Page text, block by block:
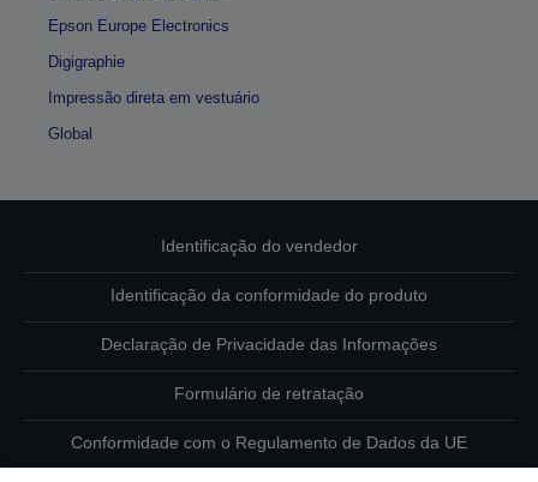
Epson Europe Electronics
Digigraphie
Impressão direta em vestuário
Global
Identificação do vendedor
Identificação da conformidade do produto
Declaração de Privacidade das Informações
Formulário de retratação
Conformidade com o Regulamento de Dados da UE